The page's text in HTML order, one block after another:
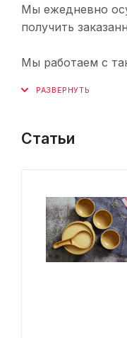
Мы ежедневно
получить
Мы работаем с
Статьи